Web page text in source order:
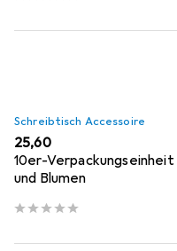
Schreibtisch Accessoire
EUR
25,60
10er-
und Blumen